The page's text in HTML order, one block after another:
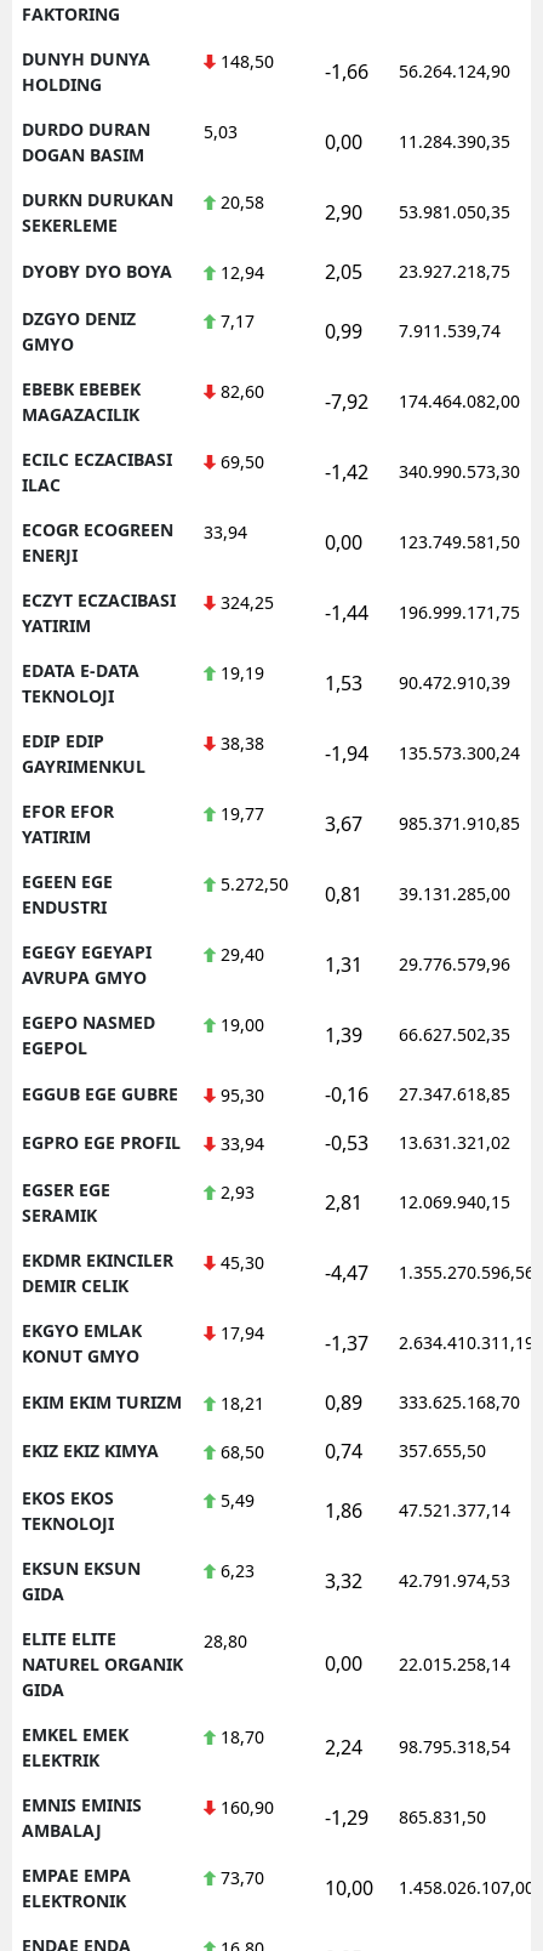
FAKTORING
DUNYH DUNYA
HOLDING
148,50 -1,66 56.264.124,90
DURDO DURAN
DOGAN BASIM
5,03 0,00 11.284.390,35
DURKN DURUKAN
SEKERLEME
20,58 2,90 53.981.050,35
DYOBY DYO BOYA 12,94 2,05 23.927.218,75
DZGYO DENIZ
GMYO
7,17 0,99 7.911.539,74
EBEBK EBEBEK
MAGAZACILIK
82,60 -7,92 174.464.082,00
ECILC ECZACIBASI
ILAC
69,50 -1,42 340.990.573,30
ECOGR ECOGREEN
ENERJI
33,94 0,00 123.749.581,50
ECZYT ECZACIBASI
YATIRIM
324,25 -1,44 196.999.171,75
EDATA E-DATA
TEKNOLOJI
19,19 1,53 90.472.910,39
EDIP EDIP
GAYRIMENKUL
38,38 -1,94 135.573.300,24
EFOR EFOR
YATIRIM
19,77 3,67 985.371.910,85
EGEEN EGE
ENDUSTRI
5.272,50 0,81 39.131.285,00
EGEGY EGEYAPI
AVRUPA GMYO
29,40 1,31 29.776.579,96
EGEPO NASMED
EGEPOL
19,00 1,39 66.627.502,35
EGGUB EGE GUBRE 95,30 -0,16 27.347.618,85
EGPRO EGE PROFIL 33,94 -0,53 13.631.321,02
EGSER EGE
SERAMIK
2,93 2,81 12.069.940,15
EKDMR EKINCILER
DEMIR CELIK
45,30 -4,47 1.355.270.596,56
EKGYO EMLAK
KONUT GMYO
17,94 -1,37 2.634.410.311,19
EKIM EKIM TURIZM 18,21 0,89 333.625.168,70
EKIZ EKIZ KIMYA 68,50 0,74 357.655,50
EKOS EKOS
TEKNOLOJI
5,49 1,86 47.521.377,14
EKSUN EKSUN
GIDA
6,23 3,32 42.791.974,53
ELITE ELITE
NATUREL ORGANIK
GIDA
28,80
0,00 22.015.258,14
EMKEL EMEK
ELEKTRIK
18,70 2,24 98.795.318,54
EMNIS EMINIS
AMBALAJ
160,90 -1,29 865.831,50
EMPAE EMPA
ELEKTRONIK
73,70 10,00 1.458.026.107,00
ENDAE ENDA